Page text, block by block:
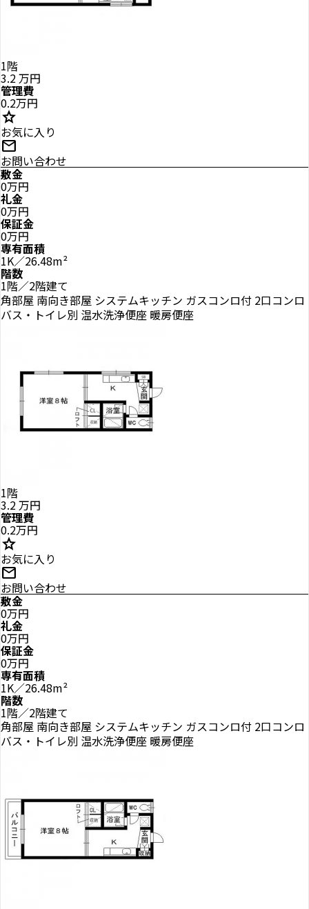
1階
3.2万円
管理費
0.2万円
star
お気に入り
mail
お問い合わせ
敷金
0万円
礼金
0万円
保証金
0万円
専有面積
1K／26.48m²
階数
1階／2階建て
角部屋 南向き部屋 システムキッチン ガスコンロ付 2口コンロ
バス・トイレ別 温水洗浄便座 暖房便座
1階
3.2万円
管理費
0.2万円
star
お気に入り
mail
お問い合わせ
敷金
0万円
礼金
0万円
保証金
0万円
専有面積
1K／26.48m²
階数
1階／2階建て
角部屋 南向き部屋 システムキッチン ガスコンロ付 2口コンロ
バス・トイレ別 温水洗浄便座 暖房便座